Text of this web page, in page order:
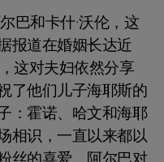
巴和卡什·沃伦，这
报道在婚姻长达近
这对夫妇依然分享
了他们儿子海耶斯的
：霍诺、哈文和海耶
相识，一直以来都以